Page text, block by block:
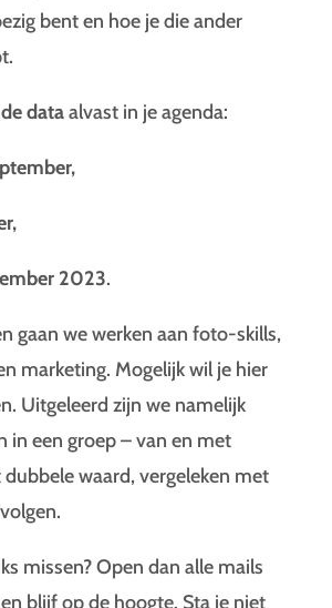
bent en hoe je die ander
dataalvast in je agenda:
2023.
gaan we werken aan foto-skills,
marketing. Mogelijk wil je hier
Uitgeleerd zijn we namelijk
in een groep – van en met
dubbele waard, vergeleken met
missen? Open dan alle mails
blijf op de hoogte. Sta je niet